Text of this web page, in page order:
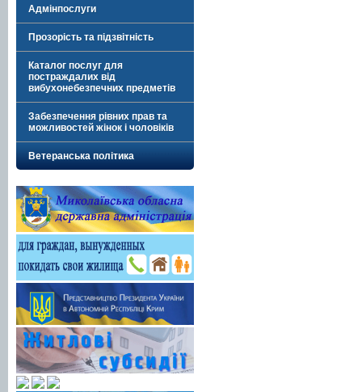
Адмінпослуги
Прозорість та підзвітність
Каталог послуг для
постраждалих від
вибухонебезпечних предметів
Забезпечення рівних прав та
можливостей жінок і чоловіків
Ветеранська політика